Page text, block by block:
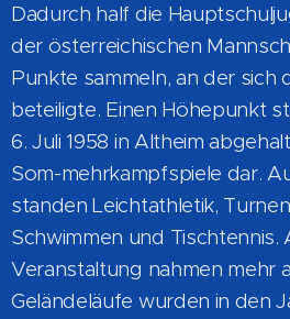
Dadurch half die
der österreichischen
Punkte sammeln, an der sich
beteiligte. Einen Höhepunkt
6. Juli 1958 in Altheim
Som-mehrkampfspiele dar.
standen Leichtathletik,
Schwimmen und Tischtennis.
Veranstaltung nahmen mehr
Geländeläufe wurden in den